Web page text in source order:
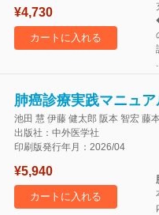
¥4,730
カートに入れる
肺癌診療実践マニュ
池田 慧 伊藤 健太郎 阪本 智宏 藤
出版社：中外医学社
印刷版発行年月：2026/04
¥5,940
カートに入れる